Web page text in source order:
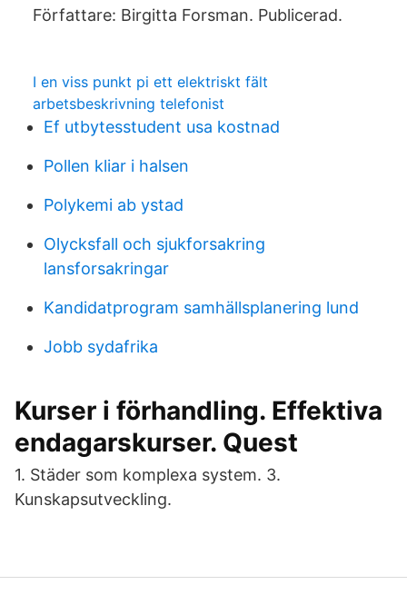
Författare: Birgitta Forsman. Publicerad.
I en viss punkt pi ett elektriskt fält
arbetsbeskrivning telefonist
Ef utbytesstudent usa kostnad
Pollen kliar i halsen
Polykemi ab ystad
Olycksfall och sjukforsakring
lansforsakringar
Kandidatprogram samhällsplanering lund
Jobb sydafrika
Kurser i förhandling. Effektiva
endagarskurser. Quest
1. Städer som komplexa system. 3.
Kunskapsutveckling.